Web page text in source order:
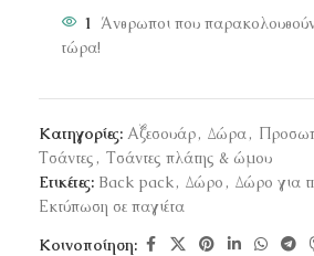
1 Άνθρωποι που
τώρα!
Κατηγορίες: Αξεσουάρ, Δώρα,
Τσάντες , Τσάντες πλάτης & ώμου
Ετικέτες: Back pack, Δώρο , Δώρο για
Εκτύπωση σε παγιέτα
Κοινοποίηση: